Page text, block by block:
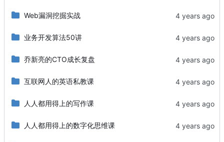
Web漏洞挖掘实战
业务开发算法50讲
乔新亮的CTO成长复盘
互联网人的英语私教课
人人都用得上的写作课
人人都用得上的数字化思维课